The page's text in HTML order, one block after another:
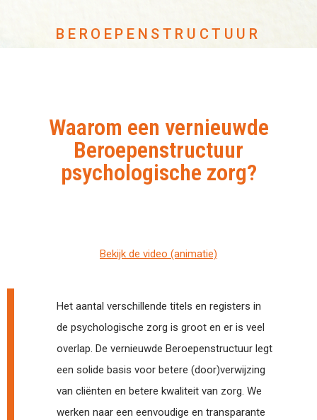
BEROEPENSTRUCTUUR
Waarom een vernieuwde
Beroepenstructuur
psychologische zorg?
Bekijk de video (animatie)
Het aantal verschillende titels en registers in
de psychologische zorg is groot en er is veel
overlap. De vernieuwde Beroepenstructuur legt
een solide basis voor betere (door)verwijzing
van cliënten en betere kwaliteit van zorg. We
werken naar een eenvoudige en transparante